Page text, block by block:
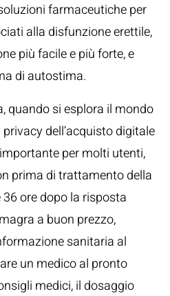
farmaceutiche per
alla disfunzione erettile,
più facile e più forte, e
di autostima.
quando si esplora il mondo
dell’acquisto digitale
per molti utenti,
prima di trattamento della
ore dopo la risposta
a buon prezzo,
sanitaria al
un medico al pronto
medici, il dosaggio